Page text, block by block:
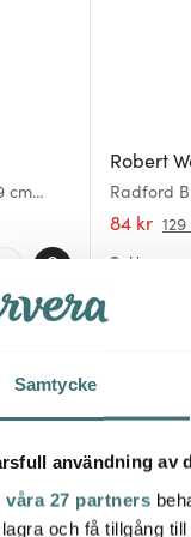
Samtycke
användning av
våra 27 partners
och få tillgång
cm
Robert
Radford
stål
84 kr
I lager